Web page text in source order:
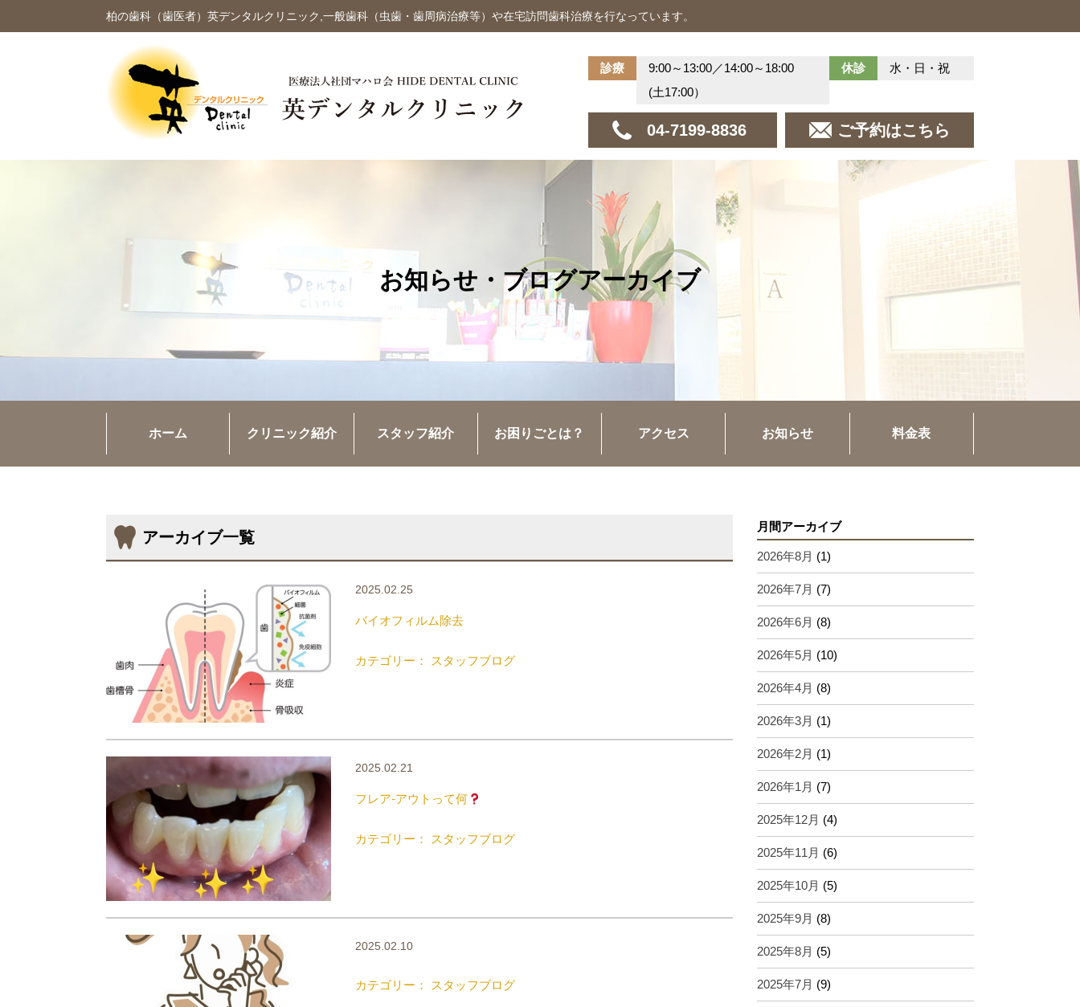
柏の歯科（歯医者）英デンタルクリニック,一般歯科（虫歯・歯周病治療等）や在宅訪問歯科治療を行なっています。
診療
9:00～13:00／14:00～18:00
(土17:00）
休診 水・日・祝
04-7199-8836 ご予約はこちら
お知らせ・ブログアーカイブ
ホーム クリニック紹介 スタッフ紹介 お困りごとは？ アクセス お知らせ 料金表
アーカイブ一覧
2025.02.25
バイオフィルム除去
カテゴリー： スタッフブログ
2025.02.21
フレア-アウトって何
カテゴリー： スタッフブログ
2025.02.10
カテゴリー： スタッフブログ
月間アーカイブ
2026年8月 (1)
2026年7月 (7)
2026年6月 (8)
2026年5月 (10)
2026年4月 (8)
2026年3月 (1)
2026年2月 (1)
2026年1月 (7)
2025年12月 (4)
2025年11月 (6)
2025年10月 (5)
2025年9月 (8)
2025年8月 (5)
2025年7月 (9)